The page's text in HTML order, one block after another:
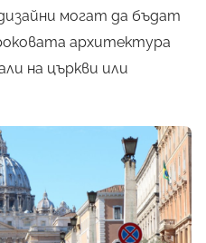
могат да бъдат
архитектура
на църкви или